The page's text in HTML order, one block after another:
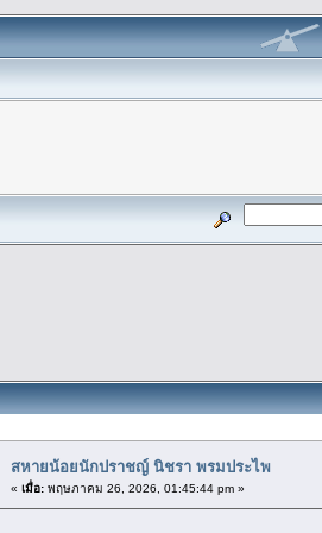
สหายน้อยนักปราชญ์ นิชรา พรมประไพ
« เมื่อ: พฤษภาคม 26, 2026, 01:45:44 pm »